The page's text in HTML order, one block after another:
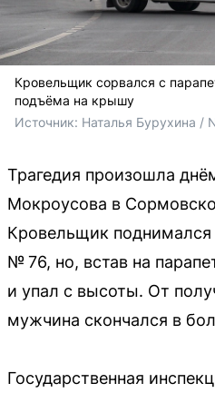
Кровельщик сорвался с
подъёма на крышу
Источник: Наталья Бурухина /
Трагедия произошла
Мокроусова в
Кровельщик
№ 76, но, встав на
и упал с высоты. От
мужчина скончался в
Государственная